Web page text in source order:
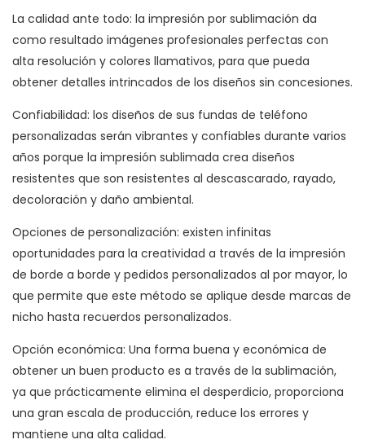
La calidad ante todo: la impresión por sublimación da
como resultado imágenes profesionales perfectas con
alta resolución y colores llamativos, para que pueda
obtener detalles intrincados de los diseños sin concesiones.
Confiabilidad: los diseños de sus fundas de teléfono
personalizadas serán vibrantes y confiables durante varios
años porque la impresión sublimada crea diseños
resistentes que son resistentes al descascarado, rayado,
decoloración y daño ambiental.
Opciones de personalización: existen infinitas
oportunidades para la creatividad a través de la impresión
de borde a borde y pedidos personalizados al por mayor, lo
que permite que este método se aplique desde marcas de
nicho hasta recuerdos personalizados.
Opción económica: Una forma buena y económica de
obtener un buen producto es a través de la sublimación,
ya que prácticamente elimina el desperdicio, proporciona
una gran escala de producción, reduce los errores y
mantiene una alta calidad.